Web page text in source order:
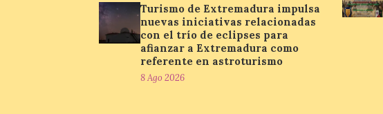
Turismo de Extremadura impulsa
nuevas iniciativas relacionadas
con el trío de eclipses para
afianzar a Extremadura como
referente en astroturismo
8 Ago 2026